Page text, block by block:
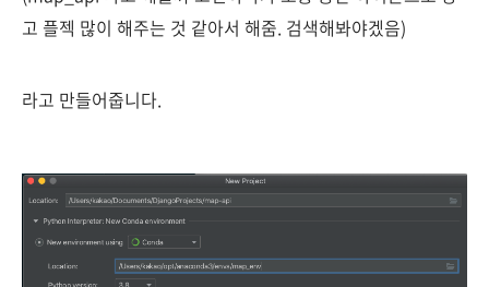
고 플젝 많이 해주는 것 같아서 해줌. 검색해봐야겠음)
라고 만들어줍니다.